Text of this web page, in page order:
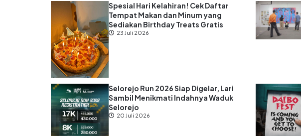
Spesial Hari Kelahiran! Cek Daftar
Tempat Makan dan Minum yang
Sediakan Birthday Treats Gratis
23 Juli 2026
Selorejo Run 2026 Siap Digelar, Lari
Sambil Menikmati Indahnya Waduk
Selorejo
20 Juli 2026